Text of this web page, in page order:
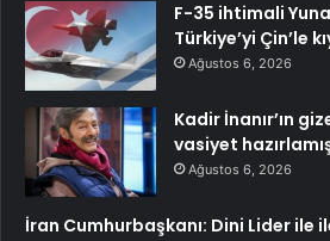
F-35 ihtimali
Türkiye’yi Çin’le
Ağustos 6, 2026
Kadir İnanır’ın
vasiyet
Ağustos 6, 2026
İran Cumhurbaşkanı: Dini Lider ile